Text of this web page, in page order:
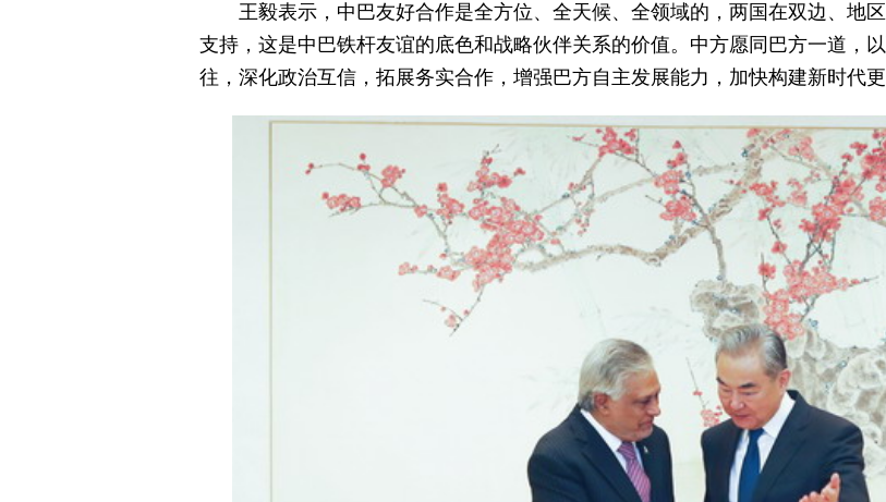
王毅表示，中巴友好合作是全方位、全天候、全领域的，两国在双边、地
支持，这是中巴铁杆友谊的底色和战略伙伴关系的价值。中方愿同巴方一道，
往，深化政治互信，拓展务实合作，增强巴方自主发展能力，加快构建新时代